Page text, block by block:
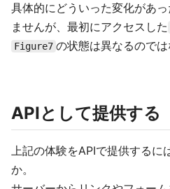
具体的にどういった変化があ
ませんが、最初にアクセスした
Figure7 の状態は異なるのでは
APIとして提供する
上記の体験をAPIで提供するに
か。